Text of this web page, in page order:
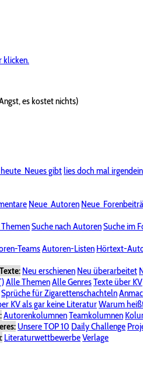
klicken.
es kostet nichts)
heute Neues gibtlies doch mal
Neue Autoren Neue
Suche nach AutorenSuche im
TeamsAutoren-Listen Hörtext-
Neu erschienen Neu überarbeitet
Alle ThemenAlle GenresTexte über KV
Sprüche für Zigarettenschachteln
KV als gar keine LiteraturWarum
AutorenkolumnenTeamkolumnen
Unsere TOP 10 Daily Challenge
LiteraturwettbewerbeVerlage
Bereich "KV-Board"Bereich "Literatur
Spende für KV Unsere Spenderliste
Avatare & BilderStalking